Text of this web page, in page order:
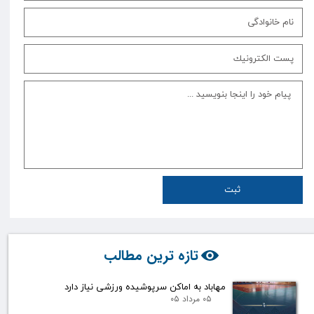
تازه ترین مطالب
مهاباد به اماکن سرپوشیده ورزشی نیاز دارد
۰۵ مرداد ۰۵
ثبت